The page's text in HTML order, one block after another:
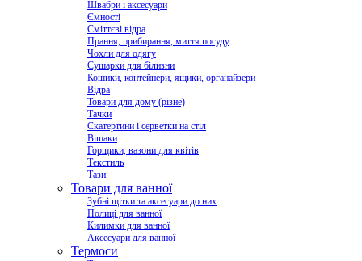
Швабри і аксесуари
Ємності
Сміттєві відра
Прання, прибирання, миття посуду
Чохли для одягу
Сушарки для білизни
Кошики, контейнери, ящики, органайзери
Відра
Товари для дому (різне)
Тачки
Скатертини і серветки на стіл
Вішаки
Горщики, вазони для квітів
Текстиль
Тази
Товари для ванної
Зубні щітки та аксесуари до них
Полиці для ванної
Килимки для ванної
Аксесуари для ванної
Термоси